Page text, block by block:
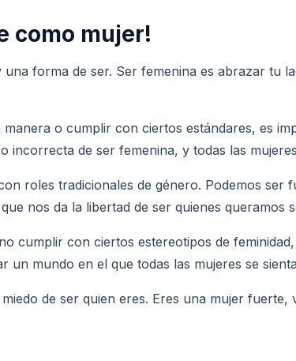
como mujer!
forma de ser. Ser femenina es abrazar tu
o cumplir con ciertos estándares, es
de ser femenina, y todas las
roles tradicionales de género. Podemos ser
nos da la libertad de ser quienes queramos
cumplir con ciertos estereotipos de
mundo en el que todas las mujeres se
de ser quien eres. Eres una mujer fuerte,